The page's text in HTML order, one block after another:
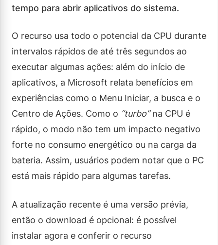
tempo para abrir aplicativos do sistema.
O recurso usa todo o potencial da CPU durante
intervalos rápidos de até três segundos ao
executar algumas ações: além do início de
aplicativos, a Microsoft relata benefícios em
experiências como o Menu Iniciar, a busca e o
Centro de Ações. Como o “turbo”na CPU é
rápido, o modo não tem um impacto negativo
forte no consumo energético ou na carga da
bateria. Assim, usuários podem notar que o PC
está mais rápido para algumas tarefas.
A atualização recente é uma versão prévia,
então o download é opcional: é possível
instalar agora e conferir o recurso